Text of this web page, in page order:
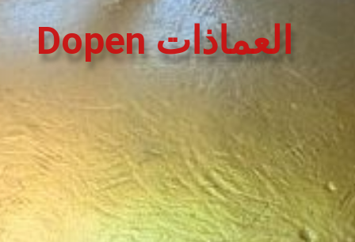
Dopen العماذات